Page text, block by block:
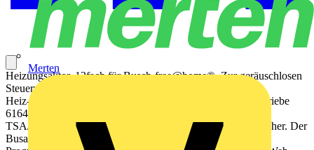
Merten
Heizungsaktor, 12fach für Busch-free@home®. Zur geräuschlosen
Steuerung von thermoelektrischen Stellantrieben in
Heiz-/Kühlsystemen. Pro Ausgang können bis zu 3 Stellantriebe
6164/10-, TSA/K230.2. oder 1 Stellantrieb 6164/11-102,
TSA/K24.2 Die Ausgänge sind kurzschluss- und überlastsicher. Der
Busanschluss erfolgt über die beiliegende Busklemme.